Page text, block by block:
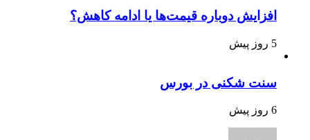
افزایش دوباره قیمت‌ها یا ادامه کاهش؟
5 روز پیش
سنت شکنی در بورس
6 روز پیش